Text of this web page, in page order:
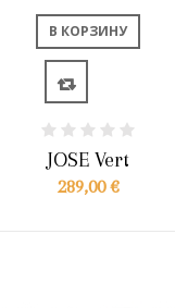
В КОРЗИНУ
JOSE Vert
289,00 €